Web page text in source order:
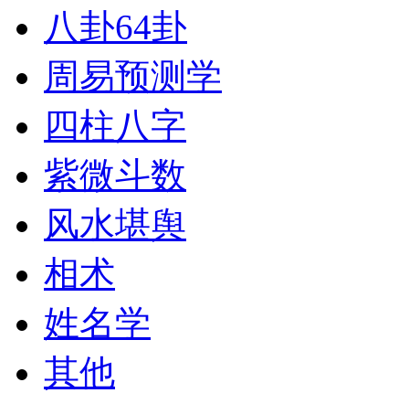
八卦64卦
周易预测学
四柱八字
紫微斗数
风水堪舆
相术
姓名学
其他